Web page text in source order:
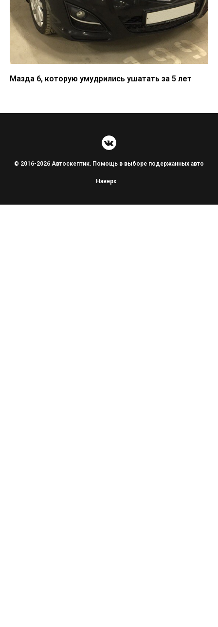
Мазда 6, которую умудрились ушатать за 5 лет
© 2016-2026 Автоскептик. Помощь в выборе подержанных авто
Наверх